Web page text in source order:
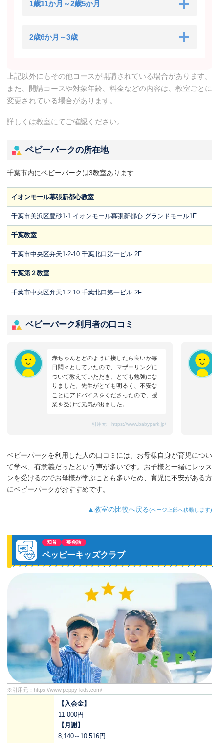
1歳11か月～2歳5か月
2歳6か月～3歳
上記以外にもその他コースが開講されている場合があります。
また、開講コースや対象年齢、料金などの内容は、教室ごとに
変更されている場合があります。
詳しくは教室にてご確認ください。
ベビーパークの所在地
千葉市内にベビーパークは3教室あります
イオンモール幕張新都心教室
千葉市美浜区豊砂1-1 イオンモール幕張新都心 グランドモール1F
千葉教室
千葉市中央区弁天1-2-10 千葉北口第一ビル 2F
千葉第２教室
千葉市中央区弁天1-2-10 千葉北口第一ビル 2F
ベビーパーク利用者の口コミ
赤ちゃんとどのように接したら良いか毎
日悶々としていたので、マザーリングに
ついて教えていただき、とても勉強にな
りました。先生がとても明るく、不安な
ことにアドバイスをくださったので、授
業を受けて元気が出ました。
引用元： https://www.babypark.jp/
ベビーパークを利用した人の口コミには、お母様自身が育児につい
て学べ、有意義だったという声が多いです。お子様と一緒にレッス
ンを受けるのでお母様が学ぶことも多いため、育児に不安がある方
にベビーパークがおすすめです。
▲教室の比較へ戻る(ページ上部へ移動します)
知育 英会話
ペッピーキッズクラブ
※引用元： https://www.peppy-kids.com/
【入会金】
11,000円
【月謝】
8,140～10,516円